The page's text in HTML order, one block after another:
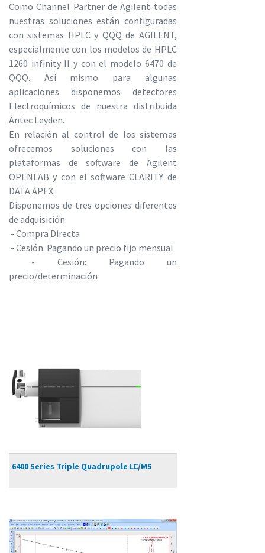
Como Channel Partner de Agilent todas
nuestras soluciones están configuradas
con sistemas HPLC y QQQ de AGILENT,
especialmente con los modelos de HPLC
1260 infinity II y con el modelo 6470 de
QQQ. Así mismo para algunas
aplicaciones disponemos detectores
Electroquímicos de nuestra distribuida
Antec Leyden.
En relación al control de los sistemas
ofrecemos soluciones con las
plataformas de software de Agilent
OPENLAB y con el software CLARITY de
DATA APEX.
Disponemos de tres opciones diferentes
de adquisición:
- Compra Directa
- Cesión: Pagando un precio fijo mensual
- Cesión: Pagando un
precio/determinación
6400 Series Triple Quadrupole LC/MS